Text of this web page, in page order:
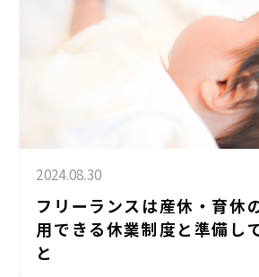
2024.08.30
フリーランスは産休・育休
用できる休業制度と準備し
と